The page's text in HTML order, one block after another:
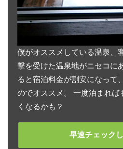
僕がオススメしている温泉、
撃を受けた温泉地がニセコに
ると宿泊料金が割安になって
のでオススメ。 一度泊まれば
くなるかも？
早速チェック